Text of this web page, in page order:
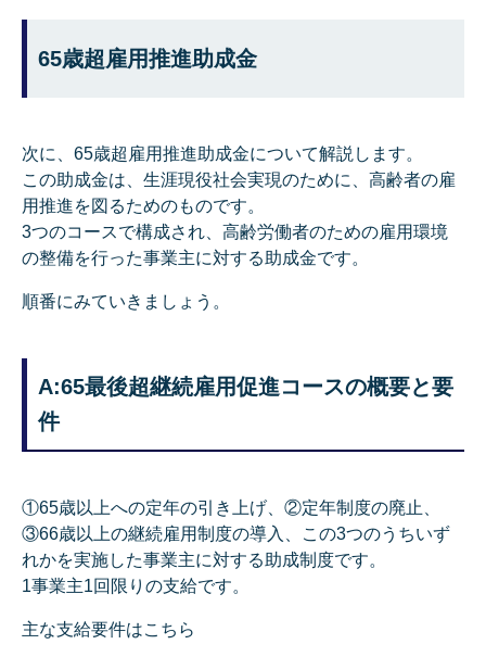
65歳超雇用推進助成金
次に、65歳超雇用推進助成金について解説します。
この助成金は、生涯現役社会実現のために、高齢者の雇
用推進を図るためのものです。
3つのコースで構成され、高齢労働者のための雇用環境
の整備を行った事業主に対する助成金です。
順番にみていきましょう。
A:65最後超継続雇用促進コースの概要と要
件
①65歳以上への定年の引き上げ、②定年制度の廃止、
③66歳以上の継続雇用制度の導入、この3つのうちいず
れかを実施した事業主に対する助成制度です。
1事業主1回限りの支給です。
主な支給要件はこちら